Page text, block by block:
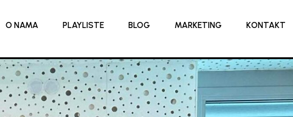
O NAMA PLAYLISTE BLOG MARKETING KONTAKT